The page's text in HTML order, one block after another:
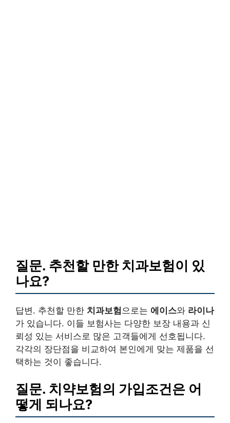
질문. 추천할 만한 치과보험이 있
나요?
답변. 추천할 만한 치과보험 으로는 에이스와 라이나
가 있습니다. 이들 보험사는 다양한 보장 내용과 신
뢰성 있는 서비스로 많은 고객들에게 선호됩니다.
각각의 장단점을 비교하여 본인에게 맞는 제품을 선
택하는 것이 좋습니다.
질문. 치약보험의 가입조건은 어
떻게 되나요?